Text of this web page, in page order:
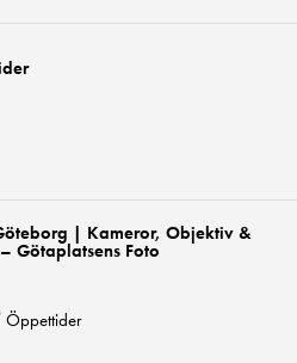
| Kameror, Objektiv &
Götaplatsens Foto
Öppettider